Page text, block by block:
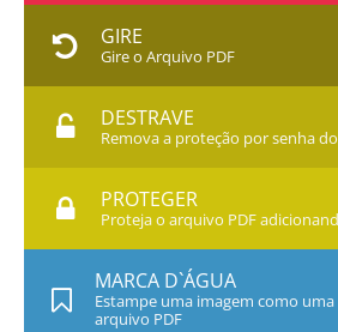
GIRE
Gire o Arquivo PDF
DESTRAVE
Remova a proteção por senha
PROTEGER
Proteja o arquivo PDF
MARCA D`ÁGUA
Estampe uma imagem como
arquivo PDF